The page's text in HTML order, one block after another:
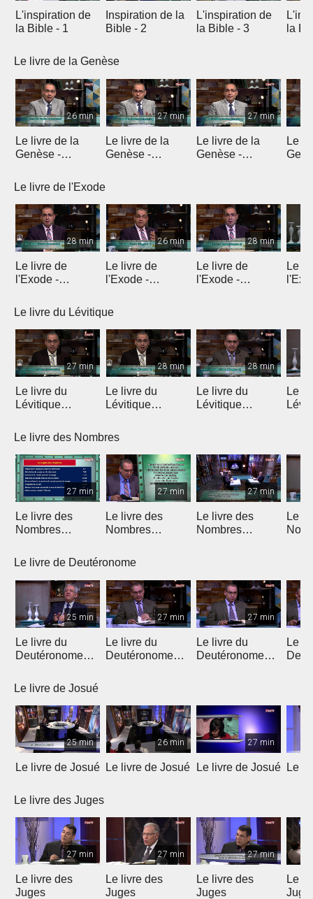
L'inspiration de
la Bible - 1
Inspiration de la
Bible - 2
L'inspiration de
la Bible - 3
la
Le livre de la Genèse
26 min
Le livre de la
Genèse -
27 min
Le livre de la
Genèse -
27 min
Le livre de la
Genèse -
Le
Le livre de l'Exode
28 min
Le livre de
l'Exode -
26 min
Le livre de
l'Exode -
28 min
Le livre de
l'Exode -
Le
Le livre du Lévitique
27 min
Le livre du
Lévitique
28 min
Le livre du
Lévitique
28 min
Le livre du
Lévitique
Le
Le livre des Nombres
27 min
Le livre des
Nombres
27 min
Le livre des
Nombres
27 min
Le livre des
Nombres
Le
Le livre de Deutéronome
25 min
Le livre du
Deutéronome
27 min
Le livre du
Deutéronome
27 min
Le livre du
Deutéronome
Le
Le livre de Josué
25 min
Le livre de Josué
26 min
Le livre de Josué
27 min
Le livre de Josué Le
Le livre des Juges
27 min
Le livre des
Juges
27 min
Le livre des
Juges
27 min
Le livre des
Juges
Le